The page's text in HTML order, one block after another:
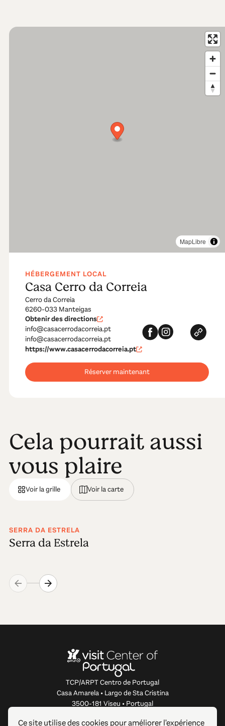
HÉBERGEMENT LOCAL
Casa Cerro da Correia
Cerro da Correia
6260-033 Manteigas
Obtenir des directions
info@casacerrodacorreia.pt
info@casacerrodacorreia.pt
https://www.casacerrodacorreia.pt
Réserver maintenant
MapLibre
Cela pourrait aussi
vous plaire
Voir la grille Voir la carte
SERRA DA ESTRELA
Serra da Estrela
TCP/ARPT Centro de Portugal
Casa Amarela • Largo de Sta Cristina
3500-181 Viseu • Portugal
Ce site utilise des cookies pour améliorer l'expérience